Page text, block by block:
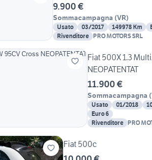
9.900 €
Sommacampagna (VR)
Usato 03/2017 149978 Km
Rivenditore PRO MOTORS SRL
Fiat 500X 1.3
NEOPATENTAT
11.900 €
Sommacampagna (
Usato 01/2018
Euro 6
Rivenditore PRO
Fiat 500c